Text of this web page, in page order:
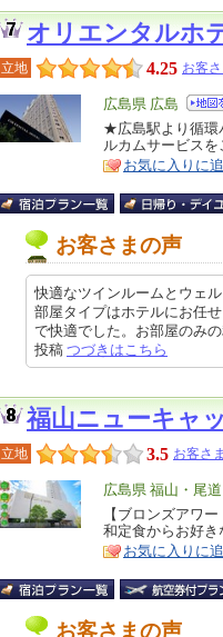
オリエンタルホ
立地 4.25 お客
エ
リ
ア
広島県 広島
特
徴
★広島駅より循環
ルカムサービスを
お気に入りに
お客さまの声
快適なツインルームとウェ
部屋タイプはホテルにお任
で快適でした。お部屋のみ
投稿 つづきはこちら
福山ニューキャ
立地 3.5 お客さ
エ
リ
ア
広島県 福山・尾
特
徴
【ブロンズアワ
和定食からお好
お気に入りに
お客さまの声